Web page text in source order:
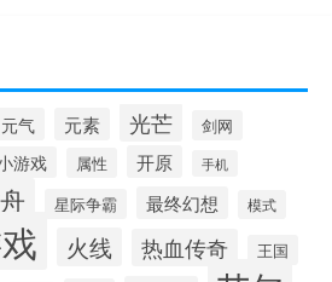
元气 元素 光芒 剑网
游戏 属性 开原 手机
星际争霸 最终幻想 模式
火线 热血传奇 王国